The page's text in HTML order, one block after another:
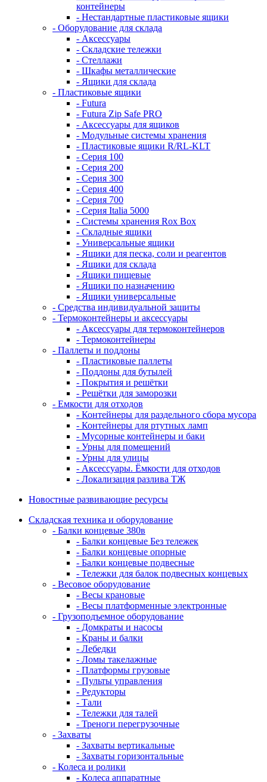
контейнеры
- Нестандартные пластиковые ящики
- Оборудование для склада
- Аксессуары
- Складские тележки
- Стеллажи
- Шкафы металлические
- Ящики для склада
- Пластиковые ящики
- Futura
- Futura Zip Safe PRO
- Аксессуары для ящиков
- Модульные системы хранения
- Пластиковые ящики R/RL-KLT
- Серия 100
- Серия 200
- Серия 300
- Серия 400
- Серия 700
- Серия Italia 5000
- Системы хранения Rox Box
- Складные ящики
- Универсальные ящики
- Ящики для песка, соли и реагентов
- Ящики для склада
- Ящики пищевые
- Ящики по назначению
- Ящики универсальные
- Средства индивидуальной защиты
- Термоконтейнеры и аксессуары
- Аксессуары для термоконтейнеров
- Термоконтейнеры
- Паллеты и поддоны
- Пластиковые паллеты
- Поддоны для бутылей
- Покрытия и решётки
- Решётки для заморозки
- Емкости для отходов
- Контейнеры для раздельного сбора мусора
- Контейнеры для ртутных ламп
- Мусорные контейнеры и баки
- Урны для помещений
- Урны для улицы
- Аксессуары. Ёмкости для отходов
- Локализация разлива ТЖ
Новостные развивающие ресурсы
Складская техника и оборудование
- Балки концевые 380в
- Балки концевые Без тележек
- Балки концевые опорные
- Балки концевые подвесные
- Тележки для балок подвесных концевых
- Весовое оборудование
- Весы крановые
- Весы платформенные электронные
- Грузоподъемное оборудование
- Домкраты и насосы
- Краны и балки
- Лебедки
- Ломы такелажные
- Платформы грузовые
- Пульты управления
- Редукторы
- Тали
- Тележки для талей
- Треноги перегрузочные
- Захваты
- Захваты вертикальные
- Захваты горизонтальные
- Колеса и ролики
- Колеса аппаратные